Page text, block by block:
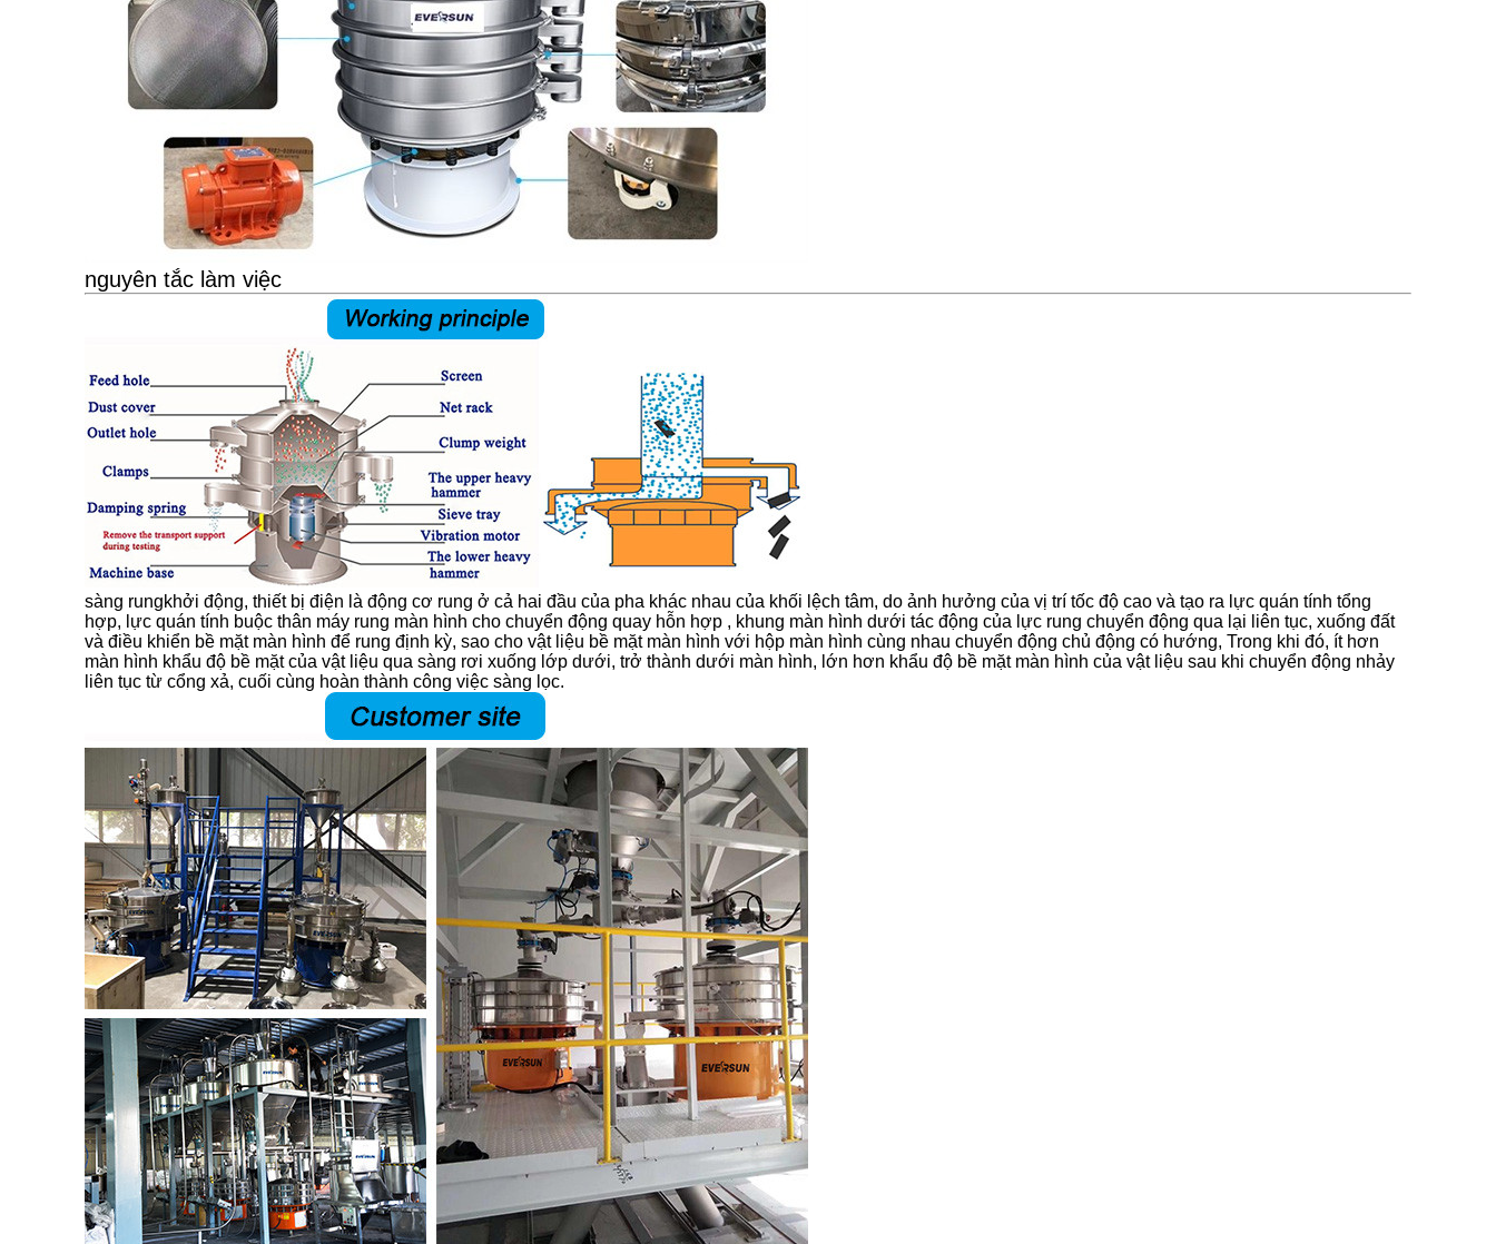
nguyên tắc làm việc
sàng rungkhởi động, thiết bị điện là động cơ rung ở cả hai đầu của pha khác nhau của khối lệch tâm, do ảnh hưởng của vị trí tốc độ cao và tạo ra lực quán tính tổng
hợp, lực quán tính buộc thân máy rung màn hình cho chuyển động quay hỗn hợp , khung màn hình dưới tác động của lực rung chuyển động qua lại liên tục, xuống đất
và điều khiển bề mặt màn hình để rung định kỳ, sao cho vật liệu bề mặt màn hình với hộp màn hình cùng nhau chuyển động chủ động có hướng, Trong khi đó, ít hơn
màn hình khẩu độ bề mặt của vật liệu qua sàng rơi xuống lớp dưới, trở thành dưới màn hình, lớn hơn khẩu độ bề mặt màn hình của vật liệu sau khi chuyển động nhảy
liên tục từ cổng xả, cuối cùng hoàn thành công việc sàng lọc.